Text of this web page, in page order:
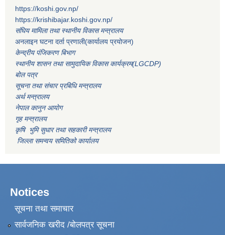
https://koshi.gov.np/
https://krishibajar.koshi.gov.np/
संघिय मामिला तथा स्थानीय विकास मन्त्रालय
अनलाइन घटना दर्ता प्रणाली(कार्यालय प्रयोजन)
केन्द्रीय पंजिकरण बिभाग
स्थानीय शासन तथा सामुदायिक विकास कार्यक्रम(LGCDP)
बोल पत्र
सूचना तथा संचार प्रबिधि मन्त्रालय
अर्थ मन्त्रालय
नेपाल कानुन आयोग
गृह मन्त्रालय
कृषि भुमि सुधार तथा सहकारी मन्त्रालय
जिल्ला समन्वय समितिको कार्यालय
Notices
सूचना तथा समाचार
सार्वजनिक खरीद /बोलपत्र सूचना